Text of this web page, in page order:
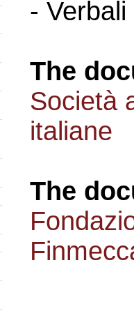
-
The
Società
italiane
The